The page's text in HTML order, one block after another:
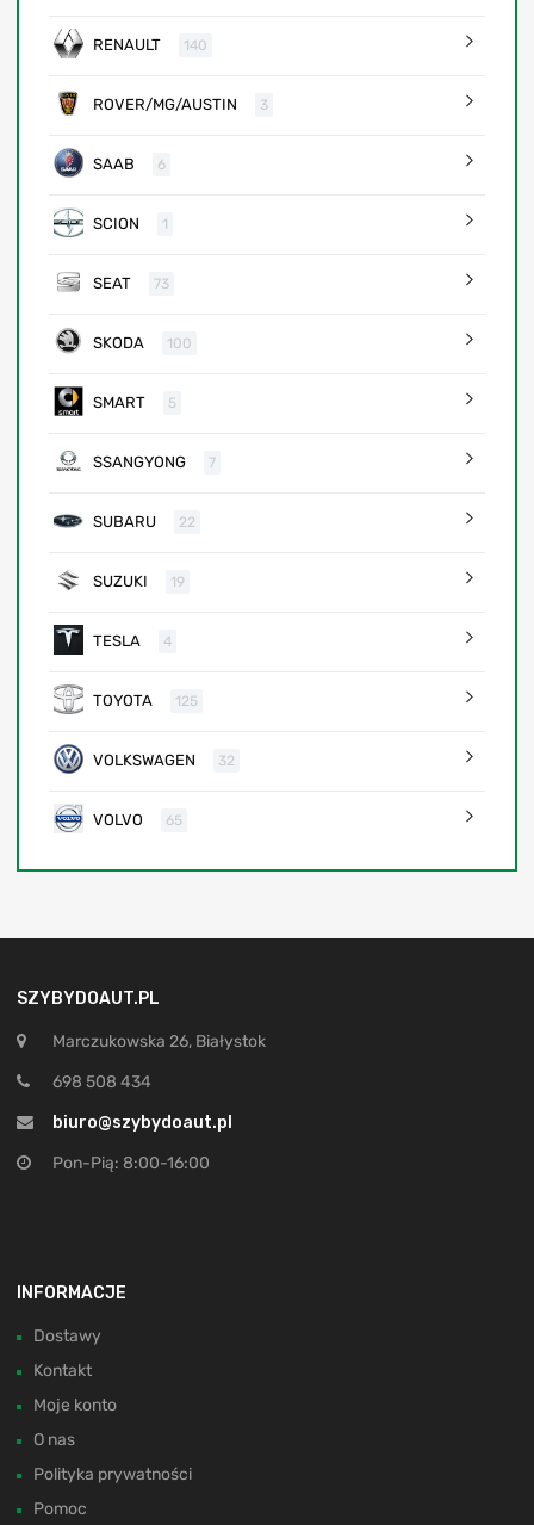
RENAULT 140
ROVER/MG/AUSTIN 3
SAAB 6
SCION 1
SEAT 73
SKODA 100
SMART 5
SSANGYONG 7
SUBARU 22
SUZUKI 19
TESLA 4
TOYOTA 125
VOLKSWAGEN 32
VOLVO 65
SZYBYDOAUT.PL
Marczukowska 26, Białystok
698 508 434
biuro@szybydoaut.pl
Pon-Pią: 8:00-16:00
INFORMACJE
Dostawy
Kontakt
Moje konto
O nas
Polityka prywatności
Pomoc